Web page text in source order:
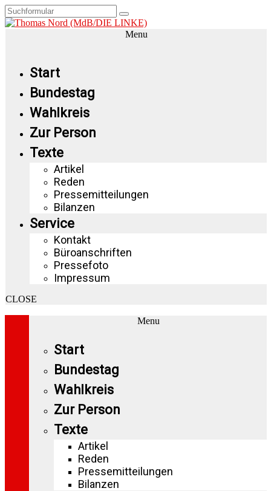
Menu
Start
Bundestag
Wahlkreis
Zur Person
Texte
Artikel
Reden
Pressemitteilungen
Bilanzen
Service
Kontakt
Büroanschriften
Pressefoto
Impressum
CLOSE
Menu
Start
Bundestag
Wahlkreis
Zur Person
Texte
Artikel
Reden
Pressemitteilungen
Bilanzen